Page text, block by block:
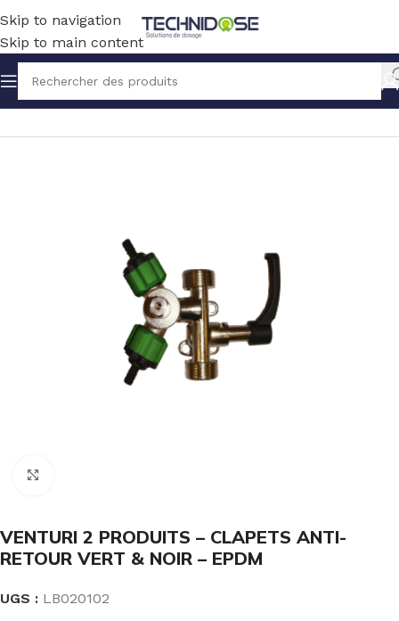
Skip to navigation
Skip to main content
Accueil HYGIENE ACCESSOIRES HYGIENE
VENTURI 2 PRODUITS – CLAPETS ANTI-
RETOUR VERT & NOIR – EPDM
UGS : LB020102